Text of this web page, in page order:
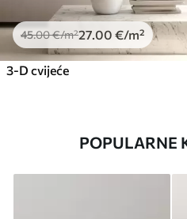
45.00€/m²27 .00 €/m²
3-D cvijeće
POPULARNE